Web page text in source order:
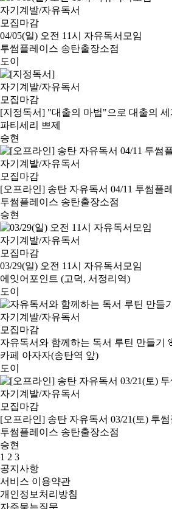
자기계발/자유독서
모집마감
04/05(일) 오전 11시 자유독서모임
투썸플레이스 송탄출장소점
도이
자기계발/자유독서
모집마감
[지정독서] "대출의 마법"으로 대출의 세
파티세리 쁘제
승현
자기계발/자유독서
모집마감
[오프라인] 송탄 자유독서 04/11 투썸플
투썸플레이스 송탄출장소점
승현
자기계발/자유독서
모집마감
03/29(일) 오전 11시 자유독서모임
에잇어포인트 (고덕, 서정리역)
도이
자기계발/자유독서
모집마감
자유독서와 함께하는 독서 루틴 만들기
카페 아자자(송탄역 앞)
도이
자기계발/자유독서
모집마감
[오프라인] 송탄 자유독서 03/21(토) 투
투썸플레이스 송탄출장소점
승현
1 2 3
공지사항
서비스 이용약관
개인정보처리방침
자주묻는질문